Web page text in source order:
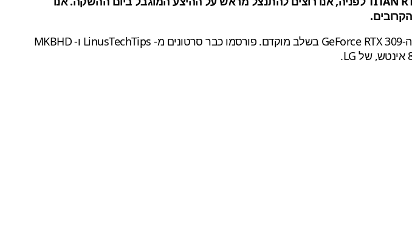
אנבידיה העניקה לכמה יוטיוברים בודדים (TechTubers) את ההזדמנות להציג את פוטנציאל של ה-GeForce RTX 309 בשלב מוקדם. פורסמו כבר סרטונים מ- LinusTechTips ו- MKBHD